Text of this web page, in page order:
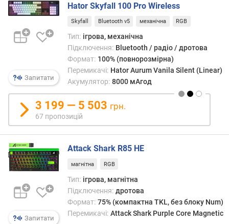
з
в
у
м
з
а
д
т
о
д
Запитати
Hator Skyfall 100 Pro Wireless
Skyfall Bluetooth v5 механічна RGB
Тип: ігрова, механічна
Підключення: Bluetooth / радіо / дротова
Формат: 100% (повнорозмірна)
Перемикачі: Hator Aurum Vanila Silent (Linear)
Акумулятор: 8000 мАгод
3 199 — 5 503 грн.
67 пропозицій
Запитати
Attack Shark R85 HE
магнітна RGB
Тип: ігрова, магнітна
Підключення: дротова
Формат: 75% (компактна TKL, без блоку Num)
Перемикачі: Attack Shark Purple Core Magnetic